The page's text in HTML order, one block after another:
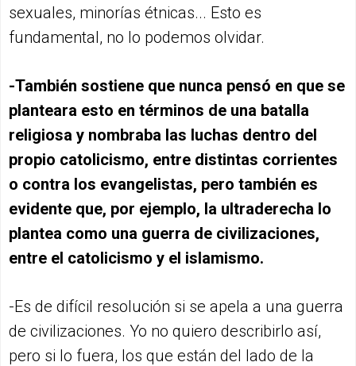
sexuales, minorías étnicas... Esto es
fundamental, no lo podemos olvidar.
-También sostiene que nunca pensó en que se
planteara esto en términos de una batalla
religiosa y nombraba las luchas dentro del
propio catolicismo, entre distintas corrientes
o contra los evangelistas, pero también es
evidente que, por ejemplo, la ultraderecha lo
plantea como una guerra de civilizaciones,
entre el catolicismo y el islamismo.
-Es de difícil resolución si se apela a una guerra
de civilizaciones. Yo no quiero describirlo así,
pero si lo fuera, los que están del lado de la